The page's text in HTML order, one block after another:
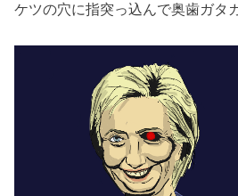
ケツの穴に指突っ込んで奥歯ガタ